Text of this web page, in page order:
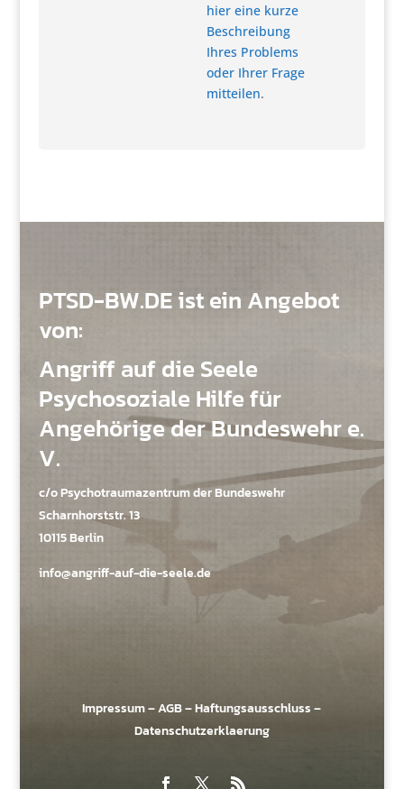
hier eine kurze
Beschreibung
Ihres Problems
oder Ihrer Frage
mitteilen.
PTSD-BW.DE ist ein Angebot
von:
Angriff auf die Seele
Psychosoziale Hilfe für
Angehörige der Bundeswehr e.
V.
c/o Psychotraumazentrum der Bundeswehr
Scharnhorststr. 13
10115 Berlin
info@angriff-auf-die-seele.de
Impressum–AGB–Haftungsausschluss–
Datenschutzerklaerung